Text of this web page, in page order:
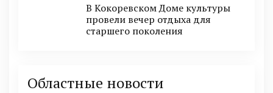
В Кокоревском Доме культуры
провели вечер отдыха для
старшего поколения
Областные новости